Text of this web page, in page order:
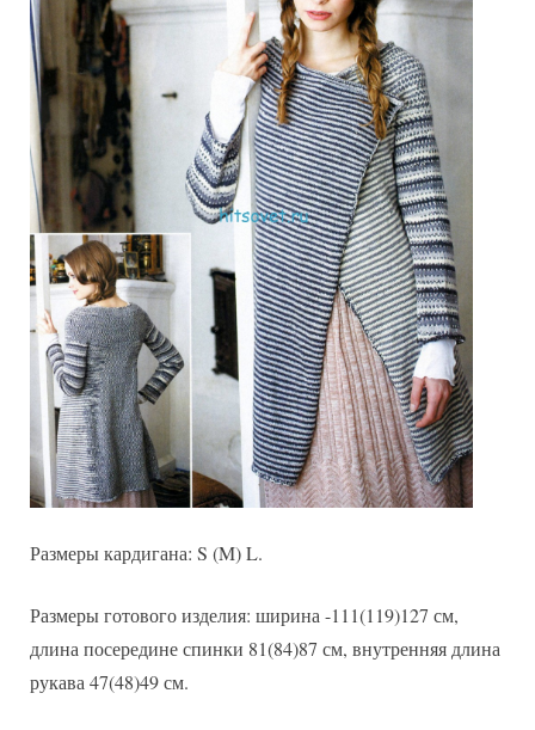
Размеры кардигана: S (M) L.
Размеры готового изделия: ширина -111(119)127 см,
длина посередине спинки 81(84)87 см, внутренняя длина
рукава 47(48)49 см.